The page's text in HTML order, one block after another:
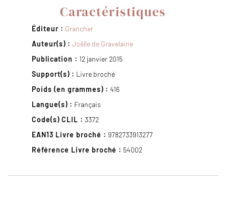
Caractéristiques
Éditeur : Grancher
Auteur(s) : Joëlle de Gravelaine
Publication : 12 janvier 2015
Support(s) : Livre broché
Poids (en grammes) : 416
Langue(s) : Français
Code(s) CLIL : 3372
EAN13 Livre broché : 9782733913277
Référence Livre broché : 54002